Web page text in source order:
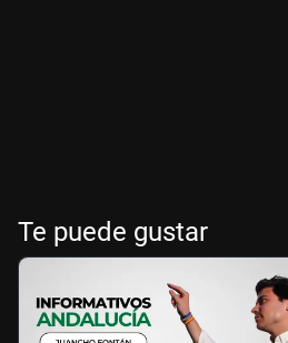
Te puede gustar